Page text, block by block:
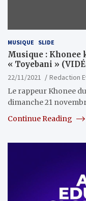
MUSIQUE SLIDE
Musique :
« Toyebani »
22/11/2021
Redaction
Le rappeur Khonee
dimanche 21
Continue Reading